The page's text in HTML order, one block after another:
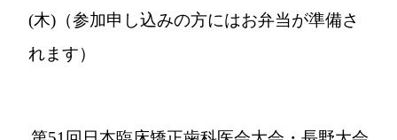
(木)（参加申し込みの方にはお弁当が準備さ
れます）